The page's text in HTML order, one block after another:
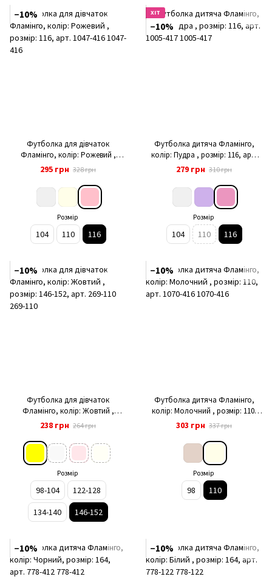
−10%
Футболка для дівчаток
Фламінго, колір: Рожевий ,
розмір: 116, арт. 1047-416
295 грн 328 грн
Розмір
104 110 116
ХІТ
−10%
Футболка дитяча Фламінго,
колір: Пудра , розмір: 116, арт.
1005-417
279 грн 310 грн
Розмір
104 110 116
−10%
Футболка для дівчаток
Фламінго, колір: Жовтий ,
розмір: 146-152, арт. 269-110
238 грн 264 грн
Розмір
98-104
122-128
134-140
146-152
−10%
Футболка дитяча Фламінго,
колір: Молочний , розмір: 110,
арт. 1070-416
303 грн 337 грн
Розмір
98 110
−10% −10%